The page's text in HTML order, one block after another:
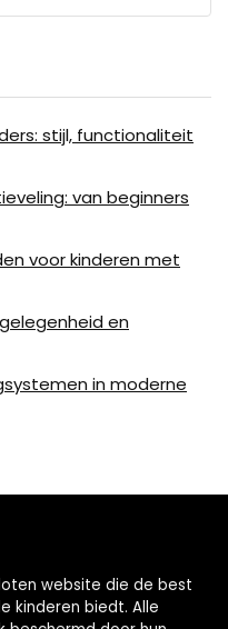
stijl, functionaliteit
van beginners
voor kinderen met
en
in moderne
website die de best
kinderen biedt. Alle